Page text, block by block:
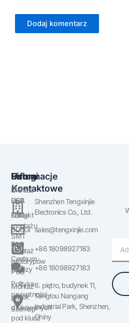
Firma
O
USA
Kontakt
BLOGI
FAQ
Centrum
wiedzy
Polityka
prywatności
Sitemap
Usługi
Montaż
PCB
Usługi
montażu
SMT
Montaż
prototypów
PCB
Montaż
płytek
drukowanych
pod klucz
Informacje
Kontaktowe
Shenzhen Tengxinjie
Electronics Co., Ltd.
sales@tengxinjie.com
+86 18098927183
+86 18098927183
6. piętro, budynek 11,
Tangtou Nangang
Industrial Park, Shenzhen,
Chiny
mail